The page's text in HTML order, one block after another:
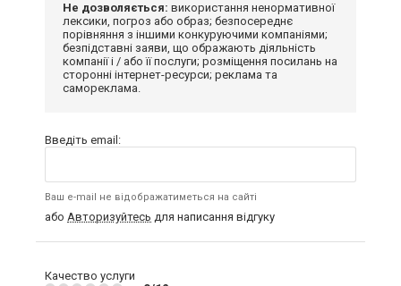
Не дозволяється: використання ненормативної
лексики, погроз або образ; безпосереднє
порівняння з іншими конкуруючими компаніями;
безпідставні заяви, що ображають діяльність
компанії і / або її послуги; розміщення посилань на
сторонні інтернет-ресурси; реклама та
самореклама.
Введіть email:
Ваш e-mail не відображатиметься на сайті
або Авторизуйтесь для написання відгуку
Качество услуги